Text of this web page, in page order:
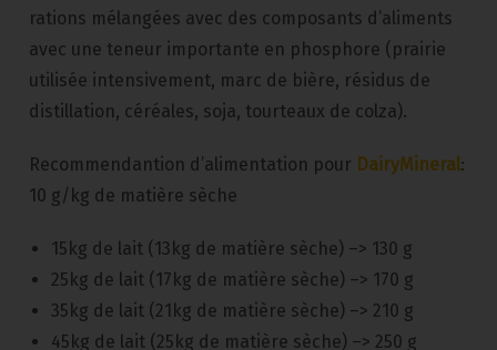
rations mélangées avec des composants d’aliments
avec une teneur importante en phosphore (prairie
utilisée intensivement, marc de bière, résidus de
distillation, céréales, soja, tourteaux de colza).
Recommendantion d’alimentation pour DairyMineral:
10 g/kg de matière sèche
15kg de lait (13kg de matière sèche) –> 130 g
25kg de lait (17kg de matière sèche) –> 170 g
35kg de lait (21kg de matière sèche) –> 210 g
45kg de lait (25kg de matière sèche) –> 250 g